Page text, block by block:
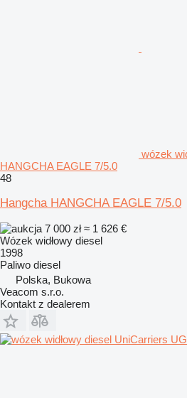
wózek
HANGCHA EAGLE 7/5.0
48
Hangcha HANGCHA EAGLE 7/5.0
7 000 zł≈ 1 626 €
Wózek widłowy diesel
1998
Paliwo diesel
Polska, Bukowa
Veacom s.r.o.
Kontakt z dealerem